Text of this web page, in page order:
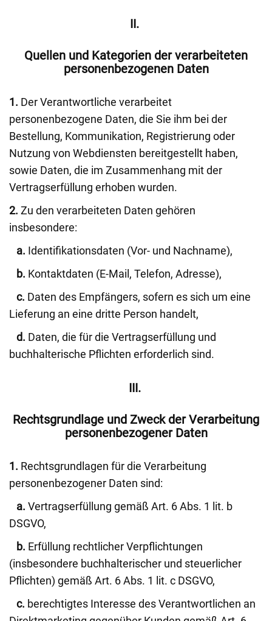
II.
Quellen und Kategorien der verarbeiteten
personenbezogenen Daten
1. Der Verantwortliche verarbeitet
personenbezogene Daten, die Sie ihm bei der
Bestellung, Kommunikation, Registrierung oder
Nutzung von Webdiensten bereitgestellt haben,
sowie Daten, die im Zusammenhang mit der
Vertragserfüllung erhoben wurden.
2. Zu den verarbeiteten Daten gehören
insbesondere:
a. Identifikationsdaten (Vor- und Nachname),
b. Kontaktdaten (E-Mail, Telefon, Adresse),
c. Daten des Empfängers, sofern es sich um eine
Lieferung an eine dritte Person handelt,
d. Daten, die für die Vertragserfüllung und
buchhalterische Pflichten erforderlich sind.
III.
Rechtsgrundlage und Zweck der Verarbeitung
personenbezogener Daten
1. Rechtsgrundlagen für die Verarbeitung
personenbezogener Daten sind:
a. Vertragserfüllung gemäß Art. 6 Abs. 1 lit. b
DSGVO,
b. Erfüllung rechtlicher Verpflichtungen
(insbesondere buchhalterischer und steuerlicher
Pflichten) gemäß Art. 6 Abs. 1 lit. c DSGVO,
c. berechtigtes Interesse des Verantwortlichen an